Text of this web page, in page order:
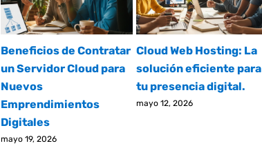
Beneficios de Contratar
un Servidor Cloud para
Nuevos
Emprendimientos
Digitales
mayo 19, 2026
Cloud Web Hosting: La
solución eficiente para
tu presencia digital.
mayo 12, 2026